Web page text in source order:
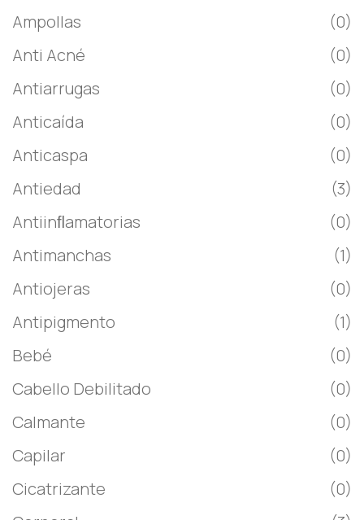
Ampollas
(0)
Anti Acné
(0)
Antiarrugas
(0)
Anticaída
(0)
Anticaspa
(0)
Antiedad
(3)
Antiinﬂamatorias
(0)
Antimanchas
(1)
Antiojeras
(0)
Antipigmento
(1)
Bebé
(0)
Cabello Debilitado
(0)
Calmante
(0)
Capilar
(0)
Cicatrizante
(0)